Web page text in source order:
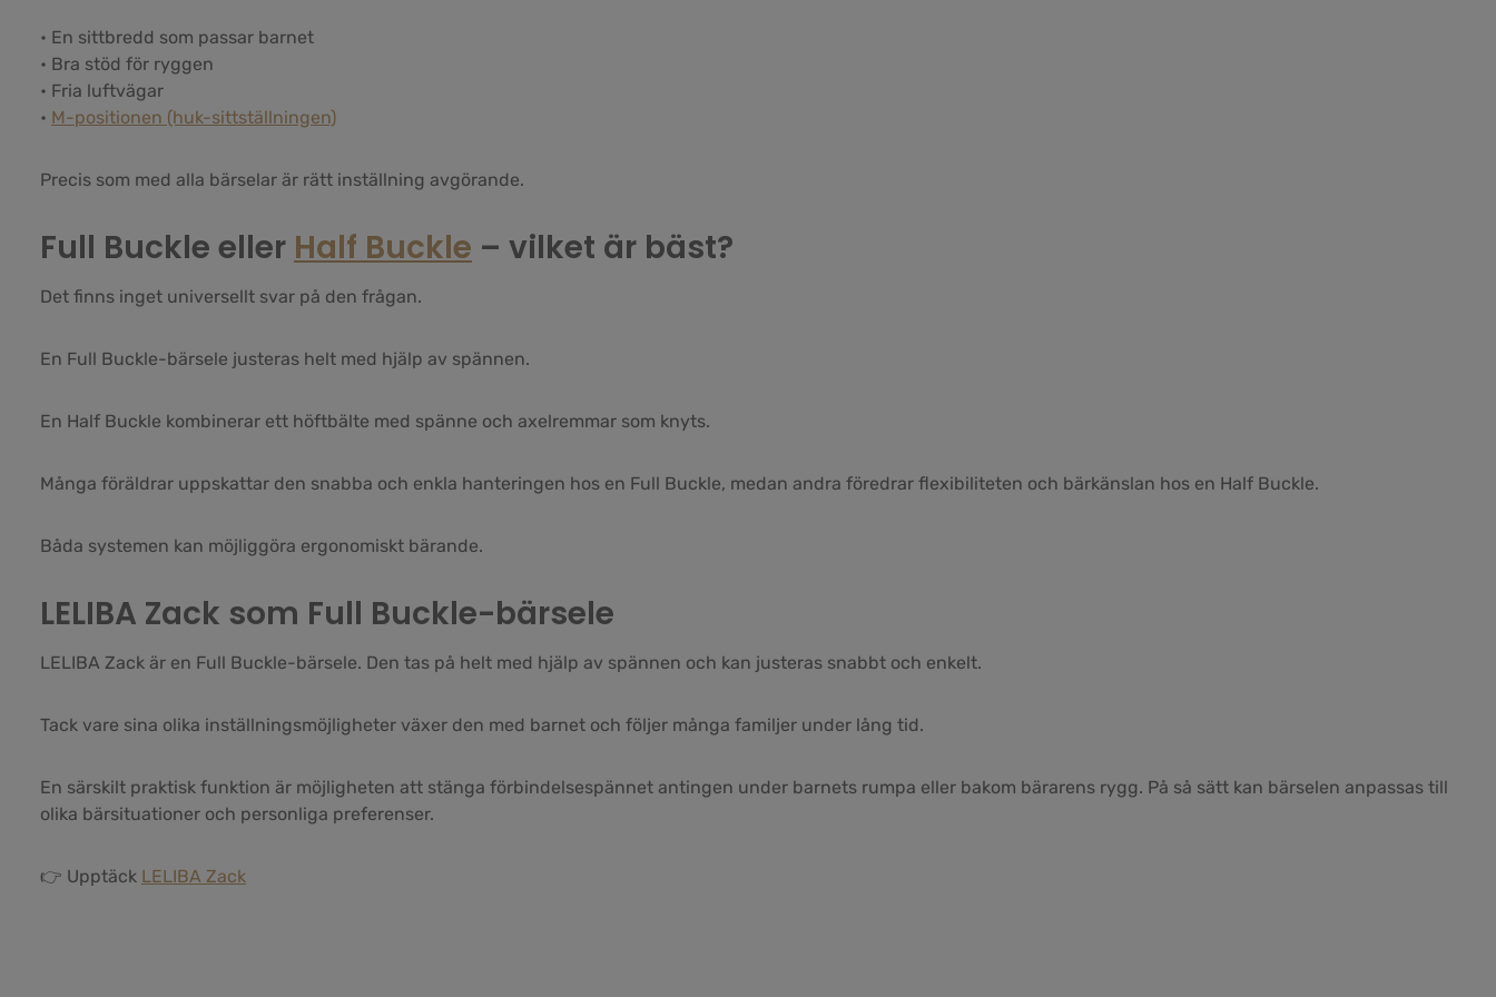
• En sittbredd som passar barnet
• Bra stöd för ryggen
• Fria luftvägar
• M-positionen (huk-sittställningen)
Precis som med alla bärselar är rätt inställning avgörande.
Full Buckle eller Half Buckle – vilket är bäst?
Det finns inget universellt svar på den frågan.
En Full Buckle-bärsele justeras helt med hjälp av spännen.
En Half Buckle kombinerar ett höftbälte med spänne och axelremmar som knyts.
Många föräldrar uppskattar den snabba och enkla hanteringen hos en Full Buckle, medan andra föredrar flexibiliteten och bärkänslan hos en Half Buckle.
Båda systemen kan möjliggöra ergonomiskt bärande.
LELIBA Zack som Full Buckle-bärsele
LELIBA Zack är en Full Buckle-bärsele. Den tas på helt med hjälp av spännen och kan justeras snabbt och enkelt.
Tack vare sina olika inställningsmöjligheter växer den med barnet och följer många familjer under lång tid.
En särskilt praktisk funktion är möjligheten att stänga förbindelsespännet antingen under barnets rumpa eller bakom bärarens rygg. På så sätt kan bärselen anpassas till
olika bärsituationer och personliga preferenser.
👉 Upptäck LELIBA Zack